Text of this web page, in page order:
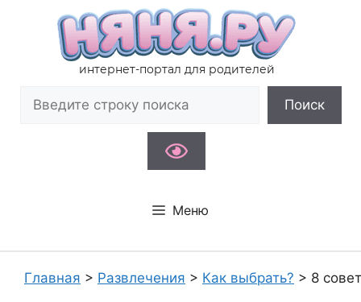
содержимому
интернет-портал для родителей
Поиск
Меню
Главная > Развлечения > Как выбрать? > 8